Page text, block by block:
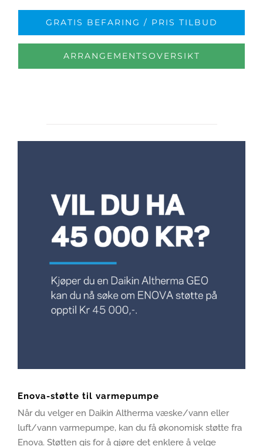
GRATIS BEFARING / PRIS TILBUD
ARRANGEMENTSOVERSIKT
Enova-støtte til varmepumpe
Når du velger en Daikin Altherma væske/vann eller
luft/vann varmepumpe, kan du få økonomisk støtte fra
Enova. Støtten gis for å gjøre det enklere å velge